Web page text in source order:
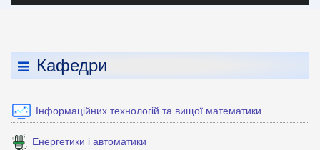
Кафедри
Інформаційних технологій та вищої математики
Енергетики і автоматики